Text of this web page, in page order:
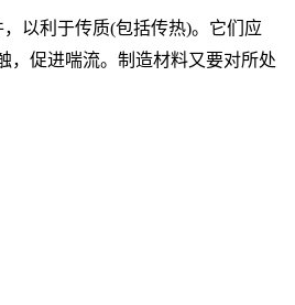
以利于传质(包括传热)。它们应
，促进喘流。制造材料又要对所处